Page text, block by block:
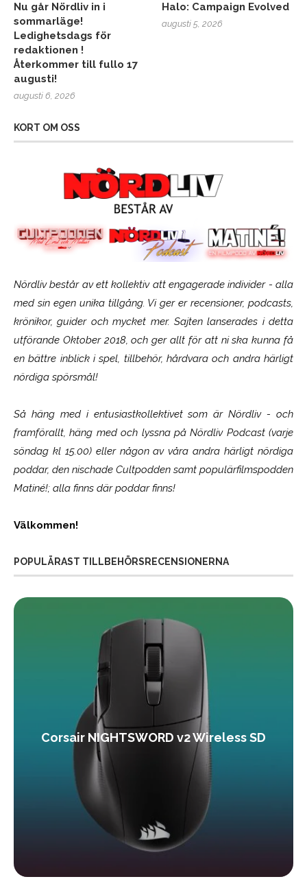
Nu går Nördliv in i
sommarläge!
Ledighetsdags för
redaktionen !
Återkommer till fullo 17
augusti!
augusti 6, 2026
Halo: Campaign Evolved
augusti 5, 2026
KORT OM OSS
Nördliv består av ett kollektiv att engagerade individer - alla
med sin egen unika tillgång. Vi ger er recensioner, podcasts,
krönikor, guider och mycket mer. Sajten lanserades i detta
utförande Oktober 2018, och ger allt för att ni ska kunna få
en bättre inblick i spel, tillbehör, hårdvara och andra härligt
nördiga spörsmål!
Så häng med i entusiastkollektivet som ärNördliv- och
framförallt, häng med och lyssna på Nördliv Podcast (varje
söndag kl 15.00) eller någon av våra andra härligt nördiga
poddar, den nischade Cultpodden samt populärfilmspodden
Matiné!; alla finns där poddar finns!
Välkommen!
POPULÄRAST TILLBEHÖRSRECENSIONERNA
Corsair NIGHTSWORD v2 Wireless SD